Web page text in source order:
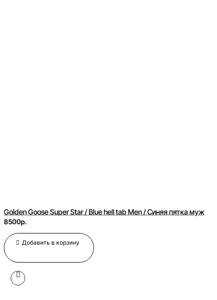
Golden Goose Super Star / Blue hell tab Men / Синяя пятка муж
8500р.
Добавить в корзину